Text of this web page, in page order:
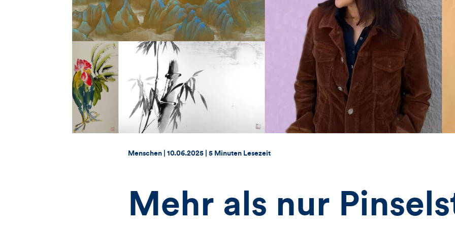
Thema:
Menschen | Datum:
10.06.2025 5 Minuten Lesezeit
Mehr als nur